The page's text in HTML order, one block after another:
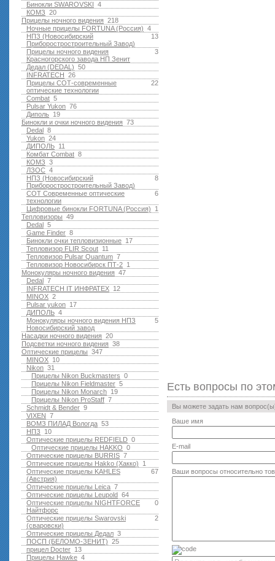
4
Бинокли SWAROVSKI
20
КОМЗ
218
Прицелы ночного видения
4
Ночные прицелы FORTUNA (Россия)
13
НПЗ (Новосибирский
Приборостростроительный Завод)
3
Прицелы ночного видения
Красногорского завода НП Зенит
50
Дедал (DEDAL)
26
INFRATECH
22
Прицелы СОТ-современные
оптические технологии
5
Combat
76
Pulsar Yukon
19
Диполь
73
Бинокли и очки ночного видения
8
Dedal
24
Yukon
11
ДИПОЛЬ
8
Комбат Combat
3
КОМЗ
4
ЛЗОС
8
НПЗ (Новосибирский
Приборостростроительный Завод)
6
СОТ Современные оптические
технологии
1
Цифровые бинокли FORTUNA (Россия)
49
Тепловизоры
5
Dedal
8
Game Finder
17
Бинокли очки тепловизионные
11
Тепловизор FLIR Scout
7
Тепловизор Pulsar Quantum
1
Тепловизор Новосибирск ПТ-2
47
Монокуляры ночного видения
7
Dedal
12
INFRATECH IT ИНФРАТЕХ
2
MINOX
17
Pulsar yukon
4
ДИПОЛЬ
5
Монокуляры ночного видения НПЗ
Новосибирский завод
20
Насадки ночного видения
38
Подсветки ночного видения
347
Оптические прицелы
10
MINOX
31
Nikon
0
Прицелы Nikon Buckmasters
5
Прицелы Nikon Fieldmaster
19
Прицелы Nikon Monarch
7
Прицелы Nikon ProStaff
9
Schmidt & Bender
7
VIXEN
53
ВОМЗ ПИЛАД Вологда
10
НПЗ
0
Оптические прицелы REDFIELD
0
Оптические прицелы HAKKO
7
Оптические прицелы BURRIS
1
Оптические прицелы Hakko (Хакко)
67
Оптические прицелы KAHLES
(Австрия)
7
Оптические прицелы Leica
64
Оптические прицелы Leupold
0
Оптические прицелы NIGHTFORCE
Найтфорс
2
Оптические прицелы Swarovski
(сваровски)
3
Оптические прицелы Дедал
25
ПОСП (БЕЛОМО-ЗЕНИТ)
13
прицел Docter
4
Прицелы Hawke
Есть вопросы по
Вы можете задать нам
Ваше имя
E-mail
Ваши вопросы относительно